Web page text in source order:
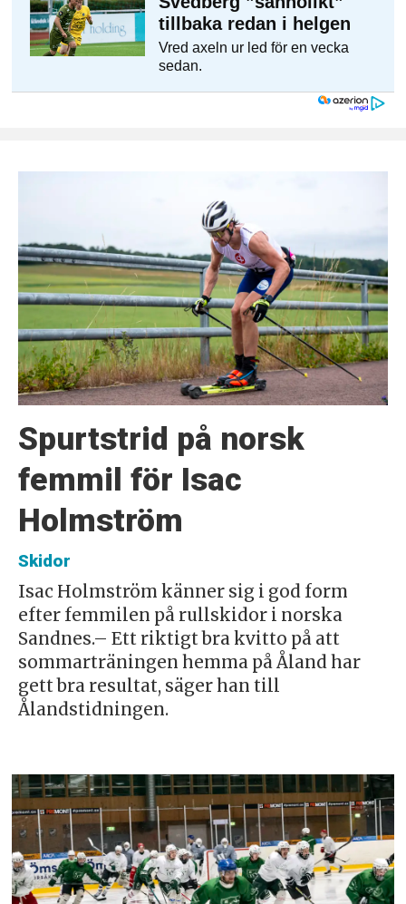
Spurtstrid på norsk
femmil för Isac
Holmström
Skidor
Isac Holmström känner sig i god form
efter femmilen på rullskidor i norska
Sandnes.– Ett riktigt bra kvitto på att
sommarträningen hemma på Åland har
gett bra resultat, säger han till
Ålandstidningen.